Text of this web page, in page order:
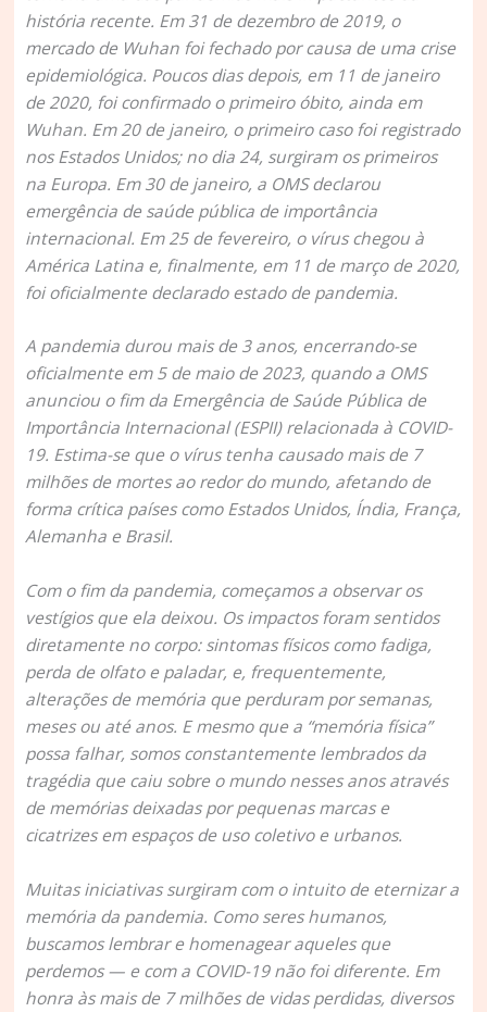
história recente. Em 31 de dezembro de 2019, o
mercado de Wuhan foi fechado por causa de uma crise
epidemiológica. Poucos dias depois, em 11 de janeiro
de 2020, foi confirmado o primeiro óbito, ainda em
Wuhan. Em 20 de janeiro, o primeiro caso foi registrado
nos Estados Unidos; no dia 24, surgiram os primeiros
na Europa. Em 30 de janeiro, a OMS declarou
emergência de saúde pública de importância
internacional. Em 25 de fevereiro, o vírus chegou à
América Latina e, finalmente, em 11 de março de 2020,
foi oficialmente declarado estado de pandemia.
A pandemia durou mais de 3 anos, encerrando-se
oficialmente em 5 de maio de 2023, quando a OMS
anunciou o fim da Emergência de Saúde Pública de
Importância Internacional (ESPII) relacionada à COVID-
19. Estima-se que o vírus tenha causado mais de 7
milhões de mortes ao redor do mundo, afetando de
forma crítica países como Estados Unidos, Índia, França,
Alemanha e Brasil.
Com o fim da pandemia, começamos a observar os
vestígios que ela deixou. Os impactos foram sentidos
diretamente no corpo: sintomas físicos como fadiga,
perda de olfato e paladar, e, frequentemente,
alterações de memória que perduram por semanas,
meses ou até anos. E mesmo que a “memória física”
possa falhar, somos constantemente lembrados da
tragédia que caiu sobre o mundo nesses anos através
de memórias deixadas por pequenas marcas e
cicatrizes em espaços de uso coletivo e urbanos.
Muitas iniciativas surgiram com o intuito de eternizar a
memória da pandemia. Como seres humanos,
buscamos lembrar e homenagear aqueles que
perdemos — e com a COVID-19 não foi diferente. Em
honra às mais de 7 milhões de vidas perdidas, diversos